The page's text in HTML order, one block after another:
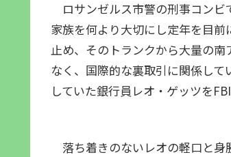
ロサンゼルス市警の刑事コンビ
家族を何より大切にし定年を目
止め、そのトランクから大量の
なく、国際的な裏取引に関係し
していた銀行員レオ・ゲッツを
落ち着きのないレオの軽口と身